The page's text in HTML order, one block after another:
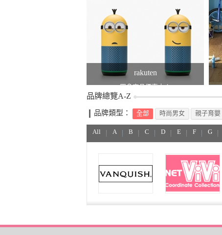
rakuten
眾多商品優惠中！
品牌總覽A-Z
品牌類型： 全部 時尚男女 親子育嬰
All A B C D E F G